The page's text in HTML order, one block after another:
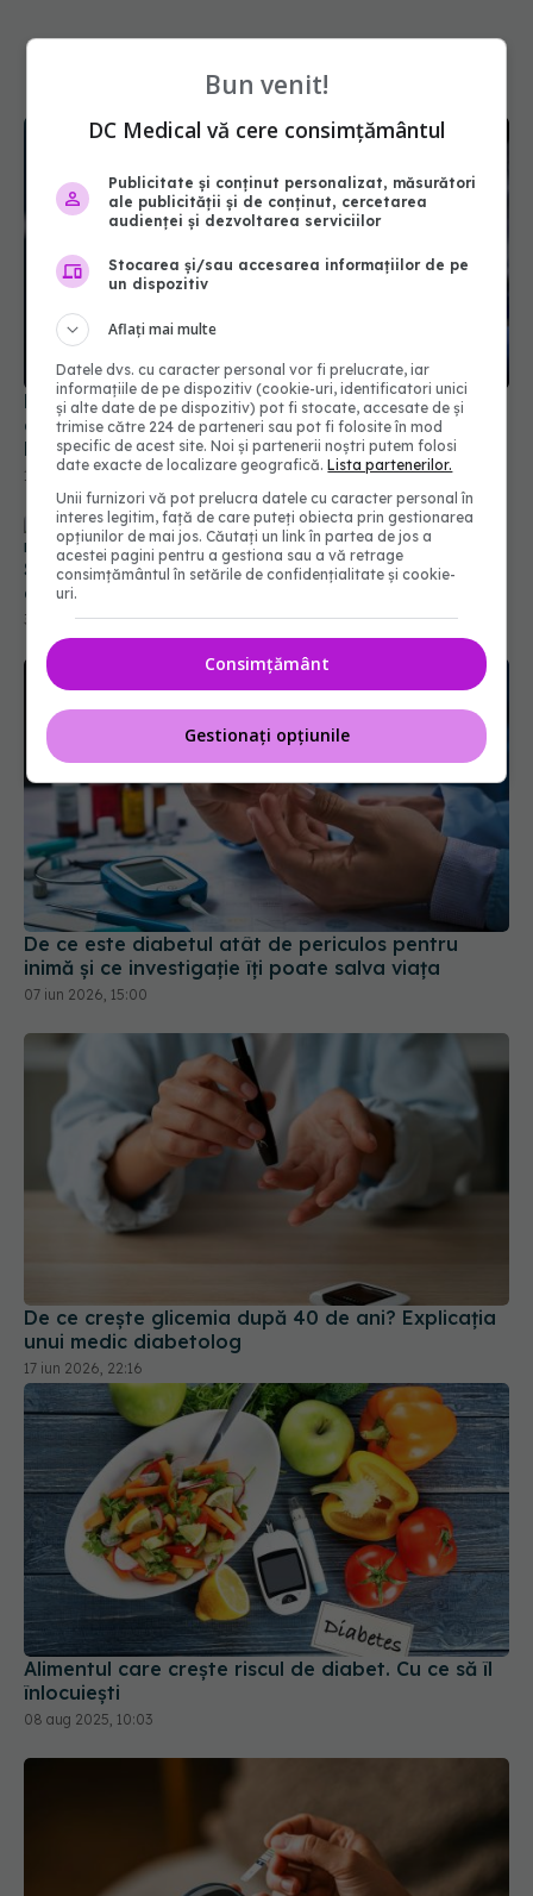
Diabetul de tip 1: cum poate fi descoperit
devreme și prevenit. Medicii arată care e vârsta
la care trebuie făcut testul
18 sep 2025, 15:46
Semnele subtile pe piele și gât care pot indica o
afecțiune mortală
30 mai 2025, 12:07
De ce este diabetul atât de periculos pentru
inimă și ce investigație îți poate salva viața
07 iun 2026, 15:00
De ce crește glicemia după 40 de ani? Explicația
Alimentul care crește riscul de diabet. Cu ce să îl
înlocuiești
08 aug 2025, 10:03
Bun venit!
DC Medical vă cere consimțământul
Publicitate și conținut personalizat, măsurători
ale publicității și de conținut, cercetarea
audienței și dezvoltarea serviciilor
Stocarea și/sau accesarea informațiilor de pe
un dispozitiv
Aflați mai multe
Datele dvs. cu caracter personal vor fi prelucrate, iar
informațiile de pe dispozitiv (cookie-uri, identificatori unici
și alte date de pe dispozitiv) pot fi stocate, accesate de și
trimise către 224 de parteneri sau pot fi folosite în mod
specific de acest site. Noi și partenerii noștri putem folosi
date exacte de localizare geografică.Lista partenerilor.
Unii furnizori vă pot prelucra datele cu caracter personal în
interes legitim, față de care puteți obiecta prin gestionarea
opțiunilor de mai jos. Căutați un link în partea de jos a
acestei pagini pentru a gestiona sau a vă retrage
consimțământul în setările de confidențialitate și cookie-
uri.
Consimțământ
Gestionați opțiunile